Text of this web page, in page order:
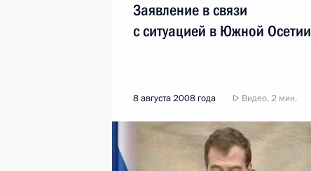
Заявление в связи
с ситуацией в Южной Осетии
8 августа 2008 года Видео, 2 мин.